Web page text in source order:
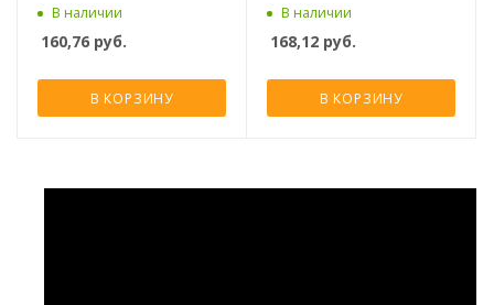
В наличии
160,76 руб.
В КОРЗИНУ
В наличии
168,12 руб.
В КОРЗИНУ